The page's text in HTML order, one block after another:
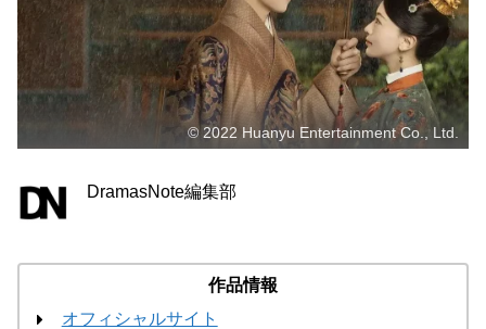
© 2022 Huanyu Entertainment Co., Ltd.
DramasNote編集部
作品情報
オフィシャルサイト